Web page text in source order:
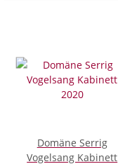
Domäne Serrig
Vogelsang Kabinett